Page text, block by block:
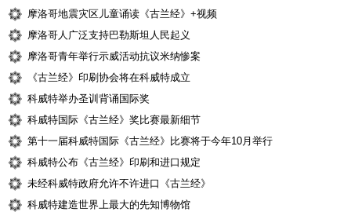
摩洛哥地震灾区儿童诵读《古兰经》+视频
摩洛哥人广泛支持巴勒斯坦人民起义
摩洛哥青年举行示威活动抗议米纳惨案
《古兰经》印刷协会将在科威特成立
科威特举办圣训背诵国际奖
科威特国际《古兰经》奖比赛最新细节
第十一届科威特国际《古兰经》比赛将于今年10月举行
科威特公布《古兰经》印刷和进口规定
未经科威特政府允许不许进口《古兰经》
科威特建造世界上最大的先知博物馆